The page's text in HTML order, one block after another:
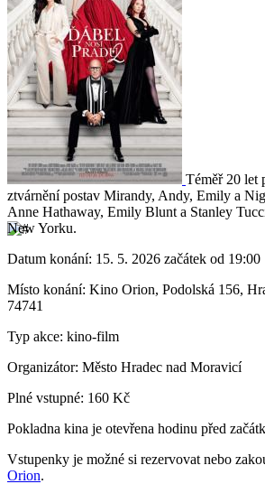
Téměř 20 let
ztvárnění postav Mirandy, Andy, Emily a
Anne Hathaway, Emily Blunt a Stanley
New Yorku.
Datum konání: 15. 5. 2026 začátek od 19:00
Místo konání: Kino Orion, Podolská 156,
74741
Typ akce: kino-film
Organizátor: Město Hradec nad Moravicí
Plné vstupné: 160 Kč
Pokladna kina je otevřena hodinu před
Vstupenky je možné si rezervovat nebo
Orion.